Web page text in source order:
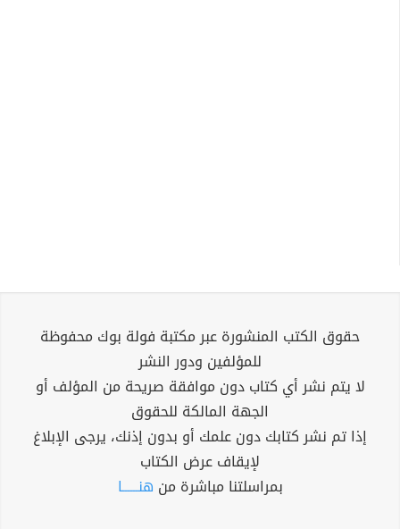
حقوق الكتب المنشورة عبر مكتبة فولة بوك محفوظة
للمؤلفين ودور النشر
لا يتم نشر أي كتاب دون موافقة صريحة من المؤلف أو
الجهة المالكة للحقوق
إذا تم نشر كتابك دون علمك أو بدون إذنك، يرجى الإبلاغ
لإيقاف عرض الكتاب
بمراسلتنا مباشرة من هنــــــا